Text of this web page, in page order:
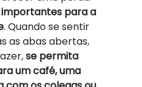
importantes para a
. Quando se sentir
as abas abertas,
se permita
um café, uma